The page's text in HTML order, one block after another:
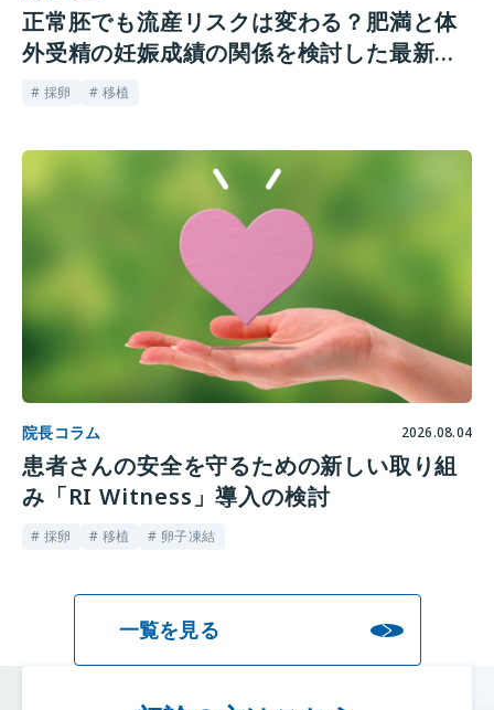
正常胚でも流産リスクは変わる？肥満と体
外受精の妊娠成績の関係を検討した最新研
究
# 採卵 # 移植
院長コラム 2026.08.04
患者さんの安全を守るための新しい取り組
み「RI Witness」導入の検討
# 採卵 # 移植 # 卵子凍結
一覧を見る